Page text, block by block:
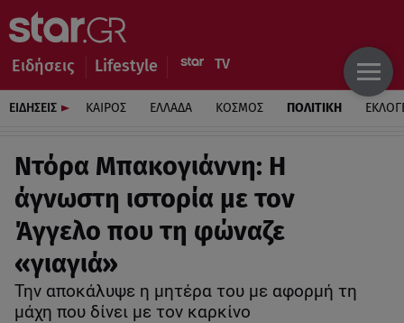
Ειδήσεις Lifestyle
ΕΙΔΗΣΕΙΣ ΚΑΙΡΟΣ ΕΛΛΑΔΑ ΚΟΣΜΟΣ ΠΟΛΙΤΙΚΗ
Ντόρα Μπακογιάννη: H
άγνωστη ιστορία με τον
Άγγελο που τη φώναζε
«γιαγιά»
Την αποκάλυψε η μητέρα του με αφορμή τη
μάχη που δίνει με τον καρκίνο